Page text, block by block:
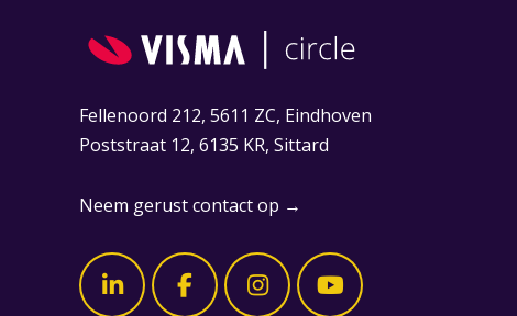
Fellenoord 212, 5611 ZC, Eindhoven
Poststraat 12, 6135 KR, Sittard
Neem gerust contact op →